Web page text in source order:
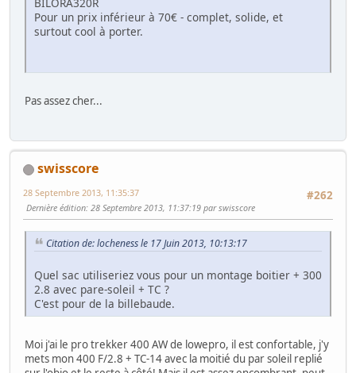
Pour un prix inférieur à 70€ - complet, solide, et
surtout cool à porter.
Pas assez cher...
swisscore
#262
28 Septembre 2013, 11:35:37
Dernière édition: 28 Septembre 2013, 11:37:19 par swisscore
Citation de: locheness le 17 Juin 2013, 10:13:17
Quel sac utiliseriez vous pour un montage boitier + 300
2.8 avec pare-soleil + TC ?
C'est pour de la billebaude.
Moi j'ai le pro trekker 400 AW de lowepro, il est confortable, j'y
mets mon 400 F/2.8 + TC-14 avec la moitié du par soleil replié